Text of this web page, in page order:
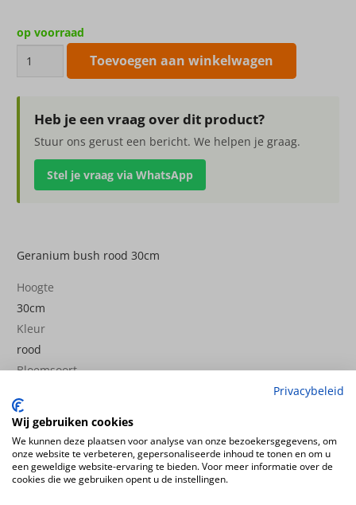
op voorraad
rood
30cm
aantal
Toevoegen aan winkelwagen
Heb je een vraag over dit product?
Stuur ons gerust een bericht. We helpen je graag.
Stel je vraag via WhatsApp
Geranium bush rood 30cm
Hoogte
30cm
Kleur
rood
Bloemsoort
Productsoort
kunstplanten
Productconfiguratie
Staande kunstplant
Privacybeleid
Wij gebruiken cookies
We kunnen deze plaatsen voor analyse van onze bezoekersgegevens, om
onze website te verbeteren, gepersonaliseerde inhoud te tonen en om u
een geweldige website-ervaring te bieden. Voor meer informatie over de
cookies die we gebruiken opent u de instellingen.